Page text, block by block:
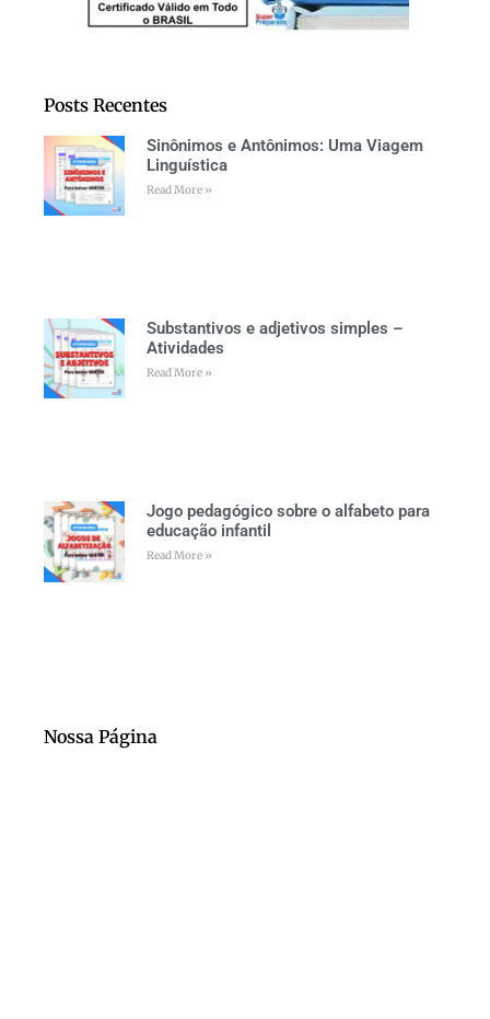
Posts Recentes
Sinônimos e Antônimos: Uma Viagem
Linguística
Read More »
Substantivos e adjetivos simples –
Atividades
Read More »
Jogo pedagógico sobre o alfabeto para
educação infantil
Read More »
Nossa Página